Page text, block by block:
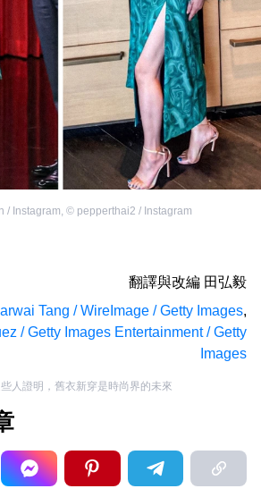
/ Instagram © pepperthai2 / Instagram
翻譯與改編 田弘毅
Tang / WireImage / Getty Images,
/ Getty Images Entertainment / Getty
Images
人證明，舊衣新穿是時尚界的未來